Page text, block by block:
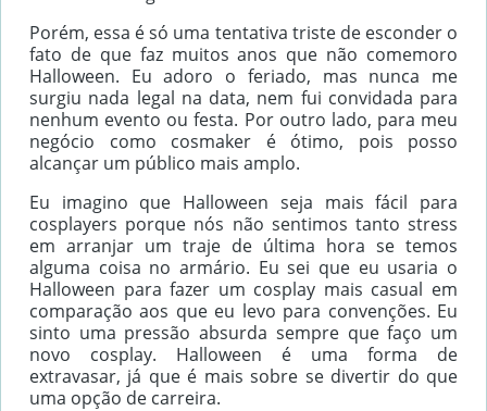
Porém, essa é só uma tentativa triste de esconder o
fato de que faz muitos anos que não comemoro
Halloween. Eu adoro o feriado, mas nunca me
surgiu nada legal na data, nem fui convidada para
nenhum evento ou festa. Por outro lado, para meu
negócio como cosmaker é ótimo, pois posso
alcançar um público mais amplo.
Eu imagino que Halloween seja mais fácil para
cosplayers porque nós não sentimos tanto stress
em arranjar um traje de última hora se temos
alguma coisa no armário. Eu sei que eu usaria o
Halloween para fazer um cosplay mais casual em
comparação aos que eu levo para convenções. Eu
sinto uma pressão absurda sempre que faço um
novo cosplay. Halloween é uma forma de
extravasar, já que é mais sobre se divertir do que
uma opção de carreira.